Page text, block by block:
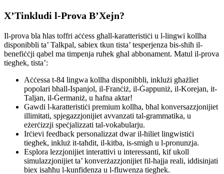
X’Tinkludi l-Prova B’Xejn?
Il-prova bla ħlas toffri aċċess għall-karatteristiċi u l-lingwi kollha
disponibbli ta’ Talkpal, sabiex tkun tista’ tesperjenza bis-sħiħ il-
benefiċċji qabel ma timpenja ruħek għal abbonament. Matul il-prova
tiegħek, tista’:
Aċċessa t-84 lingwa kollha disponibbli, inklużi għażliet
popolari bħall-Ispanjol, il-Franċiż, il-Ġappuniż, il-Korejan, it-
Taljan, il-Ġermaniż, u ħafna aktar!
Gawdi l-karatteristiċi premium kollha, bħal konversazzjonijiet
illimitati, spjegazzjonijiet avvanzati tal-grammatika, u
eżerċizzji speċjalizzati tal-vokabularju.
Irċievi feedback personalizzat dwar il-ħiliet lingwistiċi
tiegħek, inkluż it-taħdit, il-kitba, is-smigħ u l-pronunzja.
Esplora lezzjonijiet interattivi u interessanti, kif ukoll
simulazzjonijiet ta’ konverżazzjonijiet fil-ħajja reali, iddisinjati
biex isaħħu l-kunfidenza u l-fluwenza tiegħek.